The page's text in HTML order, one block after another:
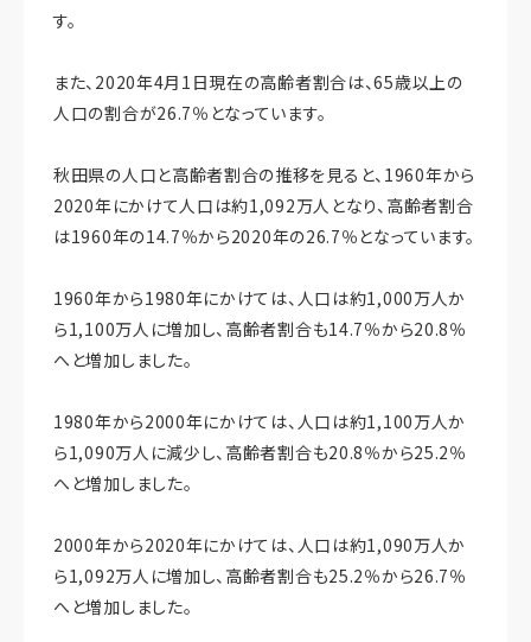
す。
また、2020年4月1日現在の高齢者割合は、65歳以上の
人口の割合が26.7％となっています。
秋田県の人口と高齢者割合の推移を見ると、1960年から
2020年にかけて人口は約1,092万人となり、高齢者割合
は1960年の14.7％から2020年の26.7％となっています。
1960年から1980年にかけては、人口は約1,000万人か
ら1,100万人に増加し、高齢者割合も14.7％から20.8％
へと増加しました。
1980年から2000年にかけては、人口は約1,100万人か
ら1,090万人に減少し、高齢者割合も20.8％から25.2％
へと増加しました。
2000年から2020年にかけては、人口は約1,090万人か
ら1,092万人に増加し、高齢者割合も25.2％から26.7％
へと増加しました。